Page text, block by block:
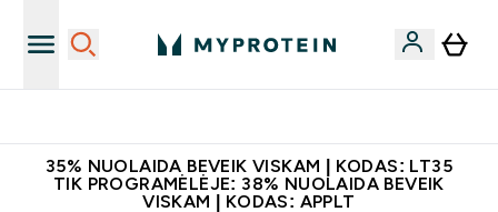
35% NUOLAIDA BEVEIK VISKAM | KODAS: LT35
TIK PROGRAMĖLĖJE: 38% NUOLAIDA BEVEIK
VISKAM | KODAS: APPLT